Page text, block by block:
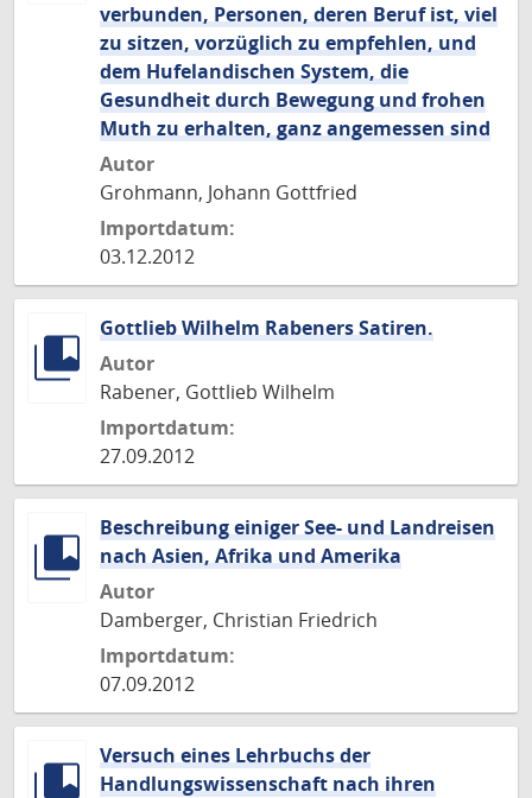
verbunden, Personen, deren Beruf ist, viel
zu sitzen, vorzüglich zu empfehlen, und
dem Hufelandischen System, die
Gesundheit durch Bewegung und frohen
Muth zu erhalten, ganz angemessen sind
Autor
Grohmann, Johann Gottfried
Importdatum:
03.12.2012
Gottlieb Wilhelm Rabeners Satiren.
Autor
Rabener, Gottlieb Wilhelm
Importdatum:
27.09.2012
Beschreibung einiger See- und Landreisen
nach Asien, Afrika und Amerika
Autor
Damberger, Christian Friedrich
Importdatum:
07.09.2012
Versuch eines Lehrbuchs der
Handlungswissenschaft nach ihren